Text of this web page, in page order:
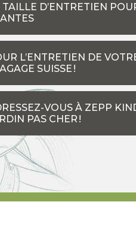
TAILLE D’ENTRETIEN
L’ENTRETIEN DE
SUISSE !
VOUS À ZEPP
PAS CHER !